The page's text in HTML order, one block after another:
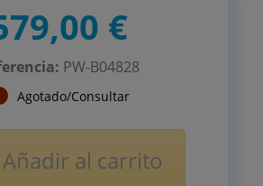
€
PW-B04828
Agotado/Consultar
Añadir al carrito